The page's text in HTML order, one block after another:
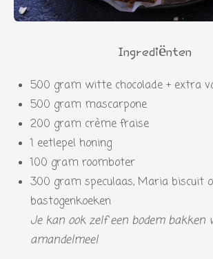
Ingrediënten
500 gram witte chocolade + extra
500 gram mascarpone
200 gram crème fraise
1 eetlepel honing
100 gram roomboter
300 gram speculaas, Maria biscuit
bastogenkoeken
Je kan ook zelf een bodem bakken
amandelmeel